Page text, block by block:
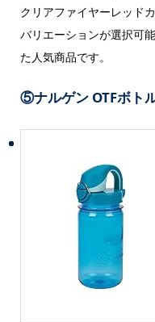
クリアファイヤーレッド
バリエーションが選択可
た人気商品です。
⑤ナルゲン OTFボト